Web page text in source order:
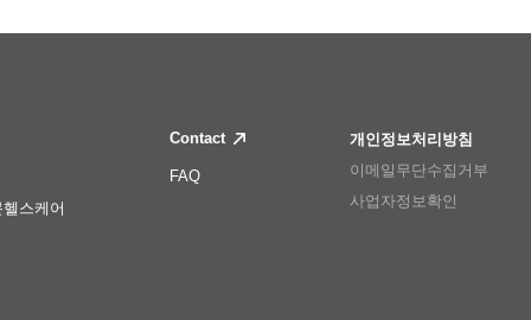
스케어
Contact
FAQ
개인정보처리방침
이메일무단수집거부
사업자정보확인